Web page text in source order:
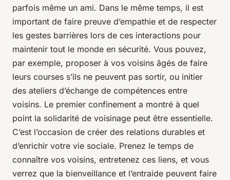
parfois même un ami. Dans le même temps, il est
important de faire preuve d’empathie et de respecter
les gestes barrières lors de ces interactions pour
maintenir tout le monde en sécurité. Vous pouvez,
par exemple, proposer à vos voisins âgés de faire
leurs courses s’ils ne peuvent pas sortir, ou initier
des ateliers d’échange de compétences entre
voisins. Le premier confinement a montré à quel
point la solidarité de voisinage peut être essentielle.
C’est l’occasion de créer des relations durables et
d’enrichir votre vie sociale. Prenez le temps de
connaître vos voisins, entretenez ces liens, et vous
verrez que la bienveillance et l’entraide peuvent faire